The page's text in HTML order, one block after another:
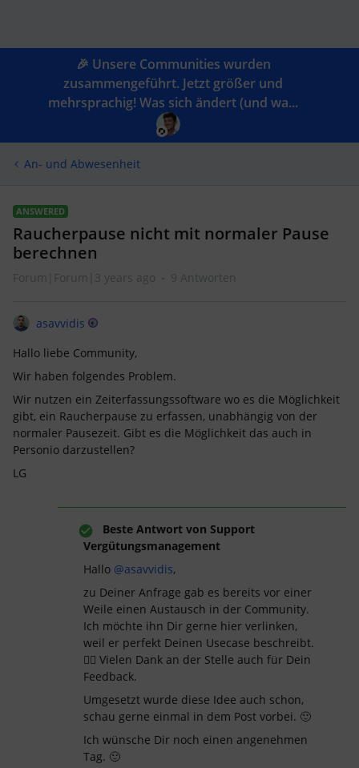
🎉 Unsere Communities wurden
zusammengeführt. Jetzt größer und
mehrsprachig! Was sich ändert (und wa...
An- und Abwesenheit
ANSWERED
Raucherpause nicht mit normaler Pause
berechnen
Forum|Forum|3 years ago 9 Antworten
asavvidis
Hallo liebe Community,
Wir haben folgendes Problem.
Wir nutzen ein Zeiterfassungssoftware wo es die Möglichkeit
gibt, ein Raucherpause zu erfassen, unabhängig von der
normaler Pausezeit. Gibt es die Möglichkeit das auch in
Personio darzustellen?
LG
Beste Antwort von Support
Vergütungsmanagement
Hallo @asavvidis,
zu Deiner Anfrage gab es bereits vor einer
Weile einen Austausch in der Community.
Ich möchte ihn Dir gerne hier verlinken,
weil er perfekt Deinen Usecase beschreibt.
👍🏻 Vielen Dank an der Stelle auch für Dein
Feedback.
Umgesetzt wurde diese Idee auch schon,
schau gerne einmal in dem Post vorbei. 🙂
Ich wünsche Dir noch einen angenehmen
Tag. 🙂